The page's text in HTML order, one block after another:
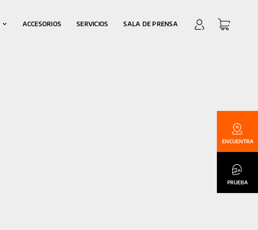
ACCESORIOS SERVICIOS SALA DE PRENSA
ENCUENTRA
PRUEBA